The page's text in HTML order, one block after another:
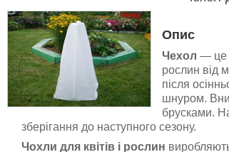
Опис
Чехол — це
рослин від
після
шнуром.
брусками.
зберігання до наступного сезону.
Чохли для квітів і рослин